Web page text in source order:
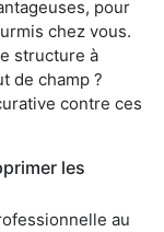
pour
chez vous.
structure à
de champ ?
contre ces
les
au